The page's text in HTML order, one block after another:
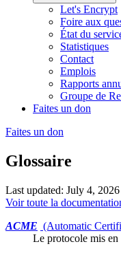
Let's Encrypt
Foire aux
État du
Statistiques
Contact
Emplois
Rapports
Groupe de
Faites un don
Faites un don
Glossaire
Last updated: July 4, 2026
Voir toute la
ACME (Automatic
Le protocole mis